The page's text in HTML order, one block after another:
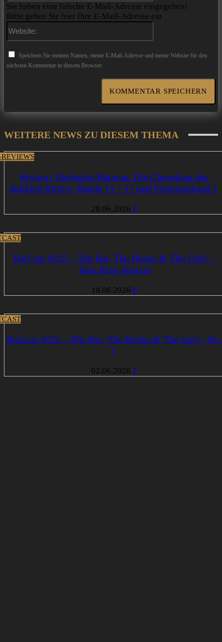
Sie haben eine falsche E-Mail-Adresse eingegeben!
Bitte geben Sie hier Ihre E-Mail-Adresse ein
Speichern Sie meinen Namen, meine E-Mail-Adresse und meine Website für den
nächsten Kommentar in diesem Browser.
WEITERE NEWS ZU DIESEM THEMA
Review: Hachettes Batman: Die Chroniken des
dunklen Ritters, Bände 15 – 17 und Premiumband 1
28.06.2026 0
BatCast #222 – The Bat, The Books & The Ugly –
Tom King Special
19.06.2026 6
BatCast #221 – The Bat, The Books & The Ugly | No.
7
02.06.2026 2